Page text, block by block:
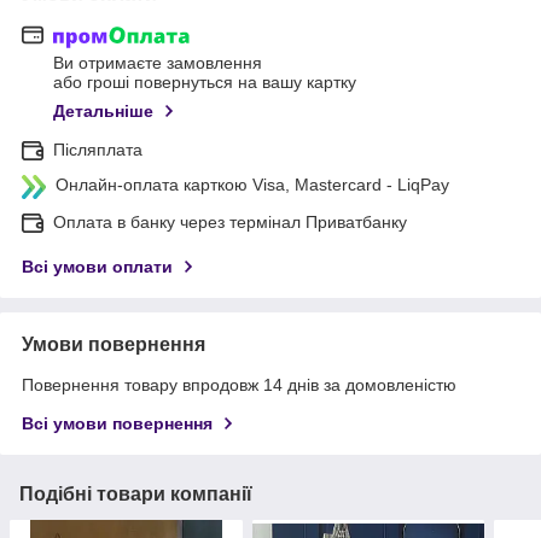
Ви отримаєте замовлення
або гроші повернуться на вашу картку
Детальніше
Післяплата
Онлайн-оплата карткою Visa, Mastercard - LiqPay
Оплата в банку через термінал Приватбанку
Всі умови оплати
Умови повернення
Повернення товару впродовж 14 днів за домовленістю
Всі умови повернення
Подібні товари компанії